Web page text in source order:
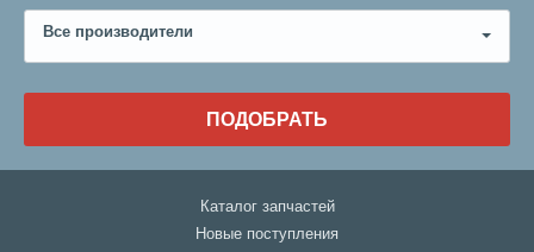
Все производители
ПОДОБРАТЬ
Каталог запчастей
Новые поступления